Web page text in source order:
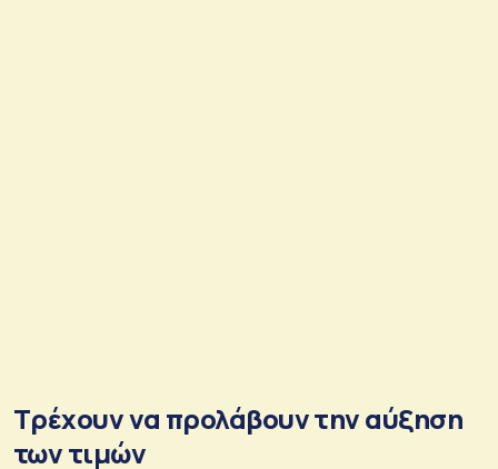
Τρέχουν να προλάβουν την αύξηση
των τιμών